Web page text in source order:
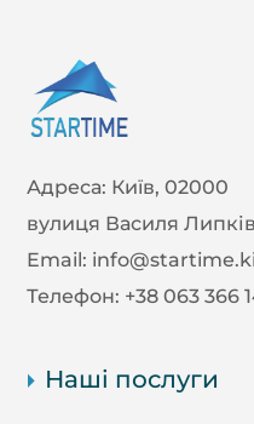
Адреса: Київ, 02000
вулиця Василя
Email:
Телефон: +38 063 366
Наші послуги